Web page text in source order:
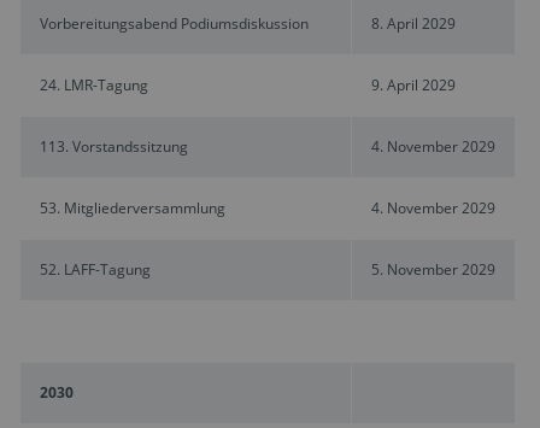
Vorbereitungsabend Podiumsdiskussion 8. April 2029
24. LMR-Tagung 9. April 2029
113. Vorstandssitzung 4. November 2029
53. Mitgliederversammlung 4. November 2029
52. LAFF-Tagung 5. November 2029
2030